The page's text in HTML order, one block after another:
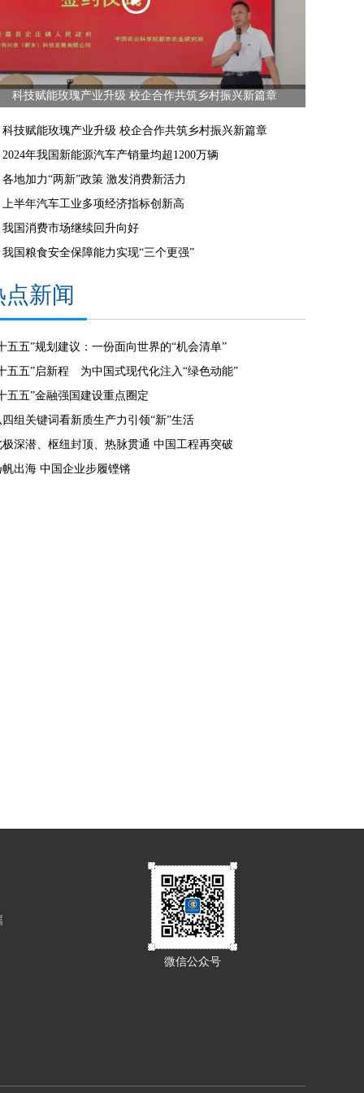
科技赋能玫瑰产业升级 校企合作共筑乡村振兴新篇章
科技赋能玫瑰产业升级 校企合作共筑乡村振兴新篇章
2024年我国新能源汽车产销量均超1200万辆
各地加力“两新”政策 激发消费新活力
上半年汽车工业多项经济指标创新高
我国消费市场继续回升向好
我国粮食安全保障能力实现“三个更强”
点新闻
五五”规划建议：一份面向世界的“机会清单”
五五”启新程 为中国式现代化注入“绿色动能”
五五”金融强国建设重点圈定
四组关键词看新质生产力引领“新”生活
极深潜、枢纽封顶、热脉贯通 中国工程再突破
帆出海 中国企业步履铿锵
微信公众号